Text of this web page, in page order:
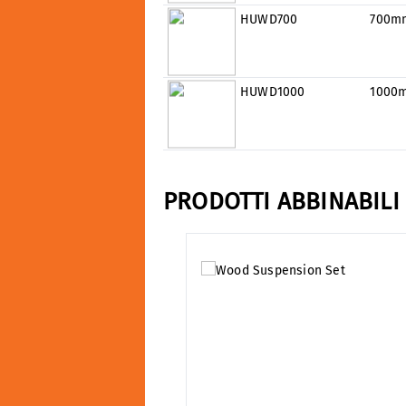
HUWD700
HUWD1000
PRODOTTI ABBINABILI